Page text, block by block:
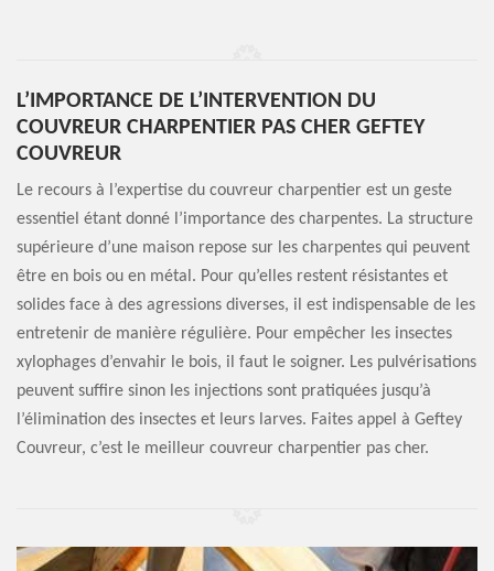
L’IMPORTANCE DE L’INTERVENTION DU
COUVREUR CHARPENTIER PAS CHER GEFTEY
COUVREUR
Le recours à l’expertise du couvreur charpentier est un geste
essentiel étant donné l’importance des charpentes. La structure
supérieure d’une maison repose sur les charpentes qui peuvent
être en bois ou en métal. Pour qu’elles restent résistantes et
solides face à des agressions diverses, il est indispensable de les
entretenir de manière régulière. Pour empêcher les insectes
xylophages d’envahir le bois, il faut le soigner. Les pulvérisations
peuvent suffire sinon les injections sont pratiquées jusqu’à
l’élimination des insectes et leurs larves. Faites appel à Geftey
Couvreur, c’est le meilleur couvreur charpentier pas cher.